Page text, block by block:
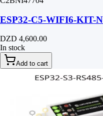
ESP32-C5-WIFI6-KIT-
DZD 4,600.00
In stock
Add to cart